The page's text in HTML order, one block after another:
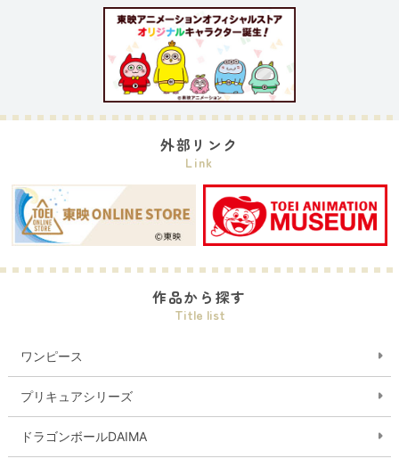
外部リンク
Link
作品から探す
Title list
ワンピース
プリキュアシリーズ
ドラゴンボールDAIMA